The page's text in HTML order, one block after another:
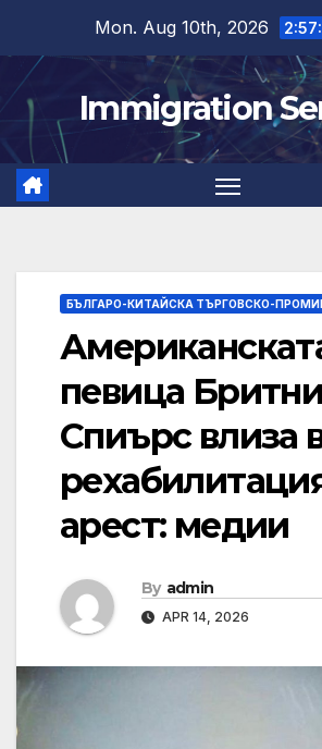
content
Mon. Aug 10th, 2026
Immigration
БЪЛГАРО-КИТАЙСКА ТЪРГОВСКО-
певица Бритни
Спиърс влиза
арест: медии
By admin
APR 14, 2026